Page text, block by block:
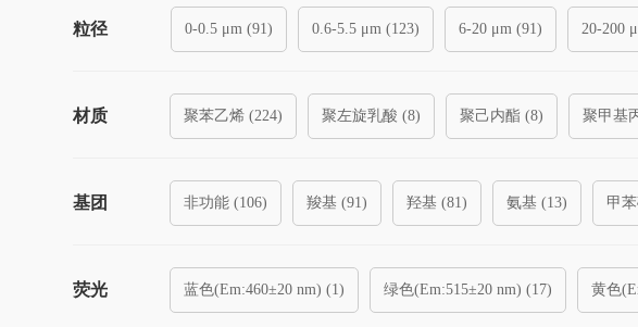
粒径 0-0.5 μm (91) 0.6-5.5 μm (123) 6-20 μm (91) 20-200
材质 聚苯乙烯 (224) 聚左旋乳酸 (8) 聚己内酯 (8) 聚甲基
金 (0) 银 ( 0) 铂 (0) 氧化锌 (0) 二氧化钛 (0)
基团 非功能 (106) 羧基 (91) 羟基 (81) 氨基 (13) 甲
NHS活化 (1) Protein A (1) Protein G (1) Ni-NTA (1)
荧光 蓝色(Em:460±20 nm) (1) 绿色(Em:515±20 nm) (17) 黄色